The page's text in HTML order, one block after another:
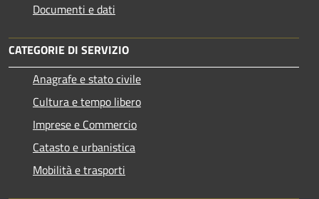
Documenti e dati
CATEGORIE DI SERVIZIO
Anagrafe e stato civile
Cultura e tempo libero
Imprese e Commercio
Catasto e urbanistica
Mobilità e trasporti